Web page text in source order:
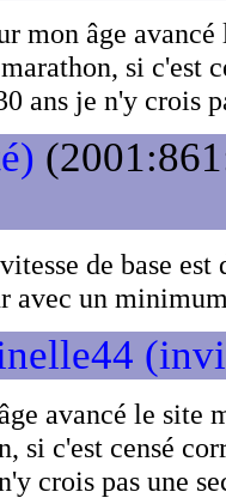
mon âge
si c'est
ans je n'y crois
de base
avec un
avancé le site
si c'est censé
crois pas une